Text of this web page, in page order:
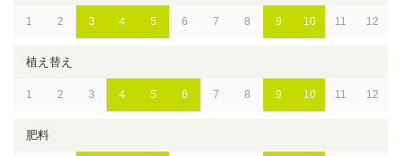
1 2 3 4 5 6 7 8 9 10 11 12
植え替え
1 2 3 4 5 6 7 8 9 10 11 12
肥料